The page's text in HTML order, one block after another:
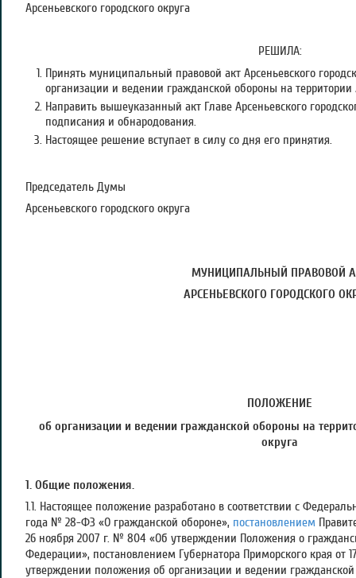
Арсеньевского городского округа
РЕШИЛА:
Принять муниципальный правовой акт Арсеньевского
организации и ведении гражданской обороны на территории
Направить вышеуказанный акт Главе Арсеньевского
подписания и обнародования.
Настоящее решение вступает в силу со дня его принятия.
Председатель Думы
Арсеньевского городского округа
МУНИЦИПАЛЬНЫЙ ПРАВОВОЙ
АРСЕНЬЕВСКОГО ГОРОДСКОГО
ПОЛОЖЕНИЕ
об организации и ведении гражданской обороны на
округа
1. Общие положения.
1.1. Настоящее положение разработано в соответствии с
года № 28-ФЗ «О гражданской обороне», постановлением
26 ноября 2007 г. № 804 «Об утверждении Положения о
Федерации», постановлением Губернатора Приморского края от
утверждении положения об организации и ведении